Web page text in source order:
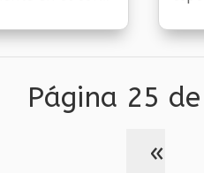
Página 25
«